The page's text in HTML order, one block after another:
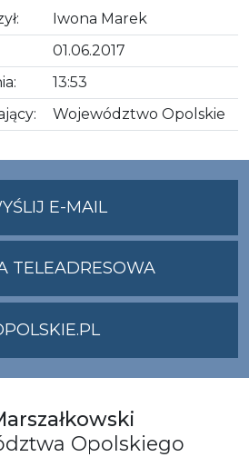
Iwona Marek
01.06.2017
13:53
Województwo Opolskie
E-MAILNA
ADRES
TELEADRESOWA
Opolskiego